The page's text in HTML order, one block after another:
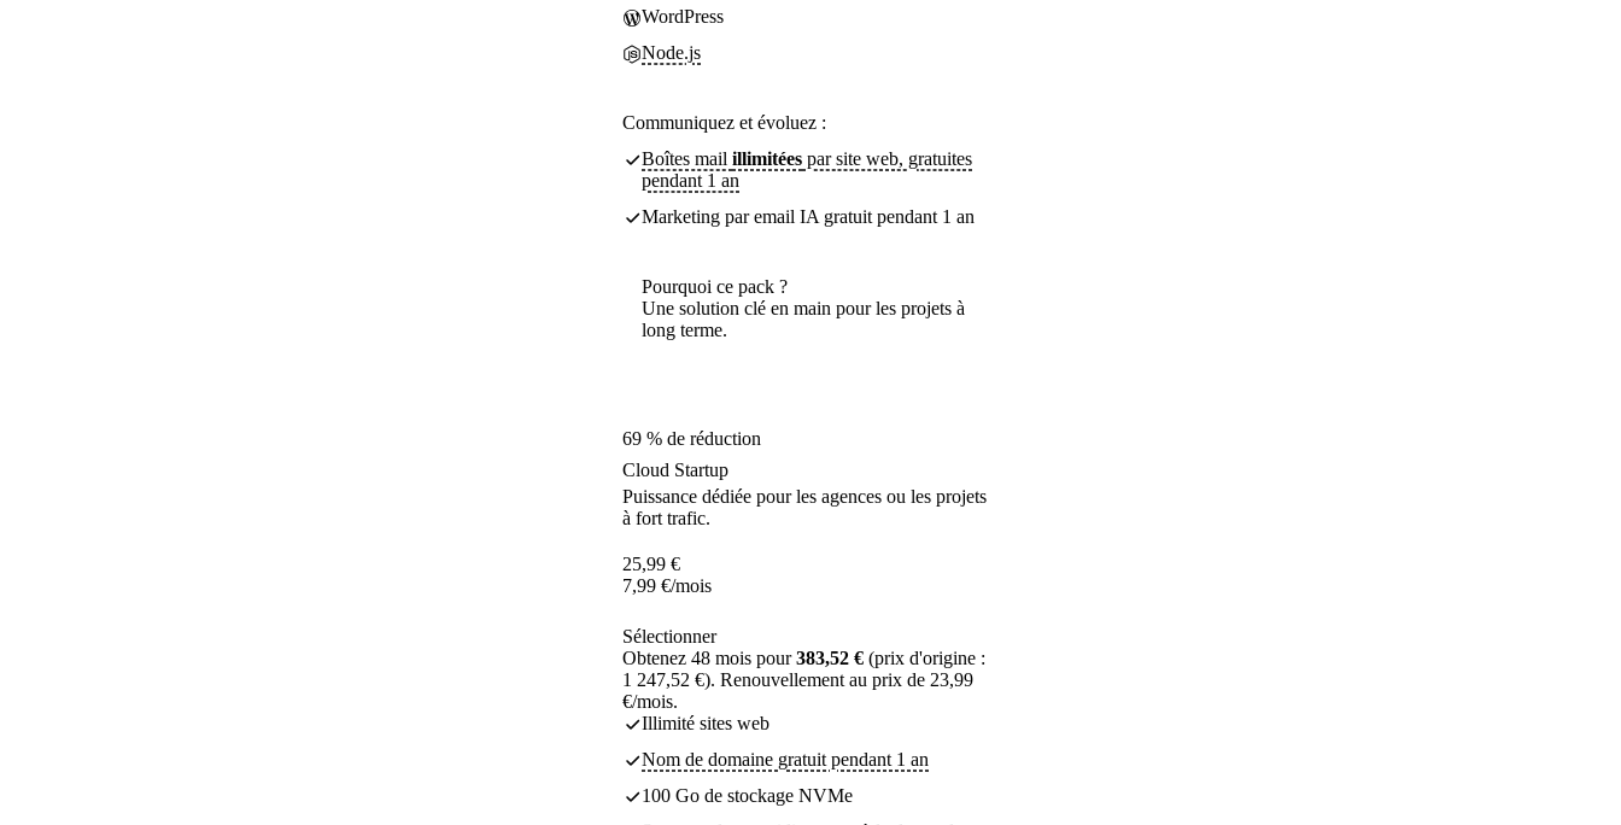
WordPress
Node.js
Communiquez et évoluez :
Boîtes mail illimitées par site web, gratuites
pendant 1 an
Marketing par email IA gratuit pendant 1 an
Pourquoi ce pack ?
Une solution clé en main pour les projets à
long terme.
69 % de réduction
Cloud Startup
Puissance dédiée pour les agences ou les projets
à fort trafic.
25,99 €
7,99 €/mois
Sélectionner
Obtenez 48 mois pour383,52 € (prix d'origine :
1 247,52 €). Renouvellement au prix de 23,99
€/mois.
Illimité sites web
Nom de domaine gratuit pendant 1 an
100 Go de stockage NVMe